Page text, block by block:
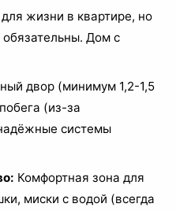
жизни в квартире, но
Дом с
двор (минимум 1,2-1,5
(из-за
системы
Комфортная зона для
миски с водой (всегда